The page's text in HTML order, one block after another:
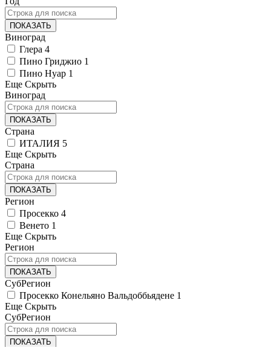
ПОКАЗАТЬ
Виноград
Глера 4
Пино Гриджио 1
Пино Нуар 1
Еще Скрыть
Виноград
ПОКАЗАТЬ
Страна
ИТАЛИЯ 5
Еще Скрыть
Страна
ПОКАЗАТЬ
Регион
Просекко 4
Венето 1
Еще Скрыть
Регион
ПОКАЗАТЬ
СубРегион
Просекко Конельяно Вальдоббьядене 1
Еще Скрыть
СубРегион
ПОКАЗАТЬ